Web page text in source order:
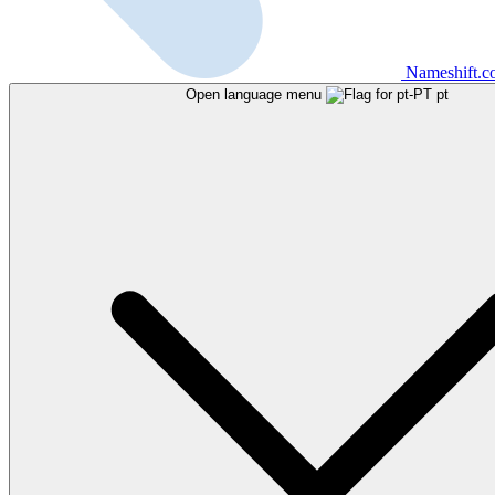
Open language menu pt